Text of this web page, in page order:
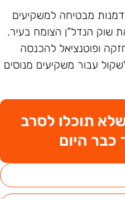
מבטיחה למשקיעים
שוק הנדל"ן הצומח בעיר.
ופוטנציאל להכנסה
עבור משקיעים מנוסים
תוכלו לסרב
כבר היום